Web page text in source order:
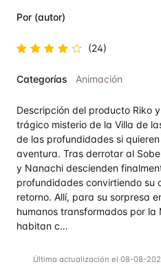
Por (autor)
en4.7de
(24)
Categorías Animación
Descripción del producto Riko
trágico misterio de la Villa de
de las profundidades si
aventura. Tras derrotar al
y Nanachi descienden
profundidades convirtiendo su
retorno. Allí, para su sorpresa
humanos transformados por la
habitan c…
Última actualización el 08-08-